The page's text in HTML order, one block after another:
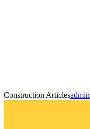
Construction Articlesadmin